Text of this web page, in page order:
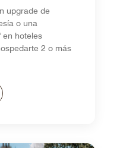
upgrade de
o una
en hoteles
2 o más